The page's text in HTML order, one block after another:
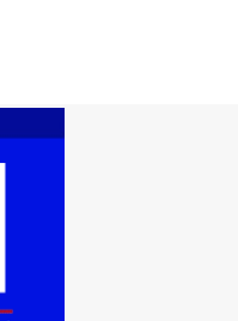
รอ.ขับเคลื่อนรัฐ–เอกชน ผนึกกำ
ว'เพชรบุรีมาราธอน ครั้งที่ 5'วัน